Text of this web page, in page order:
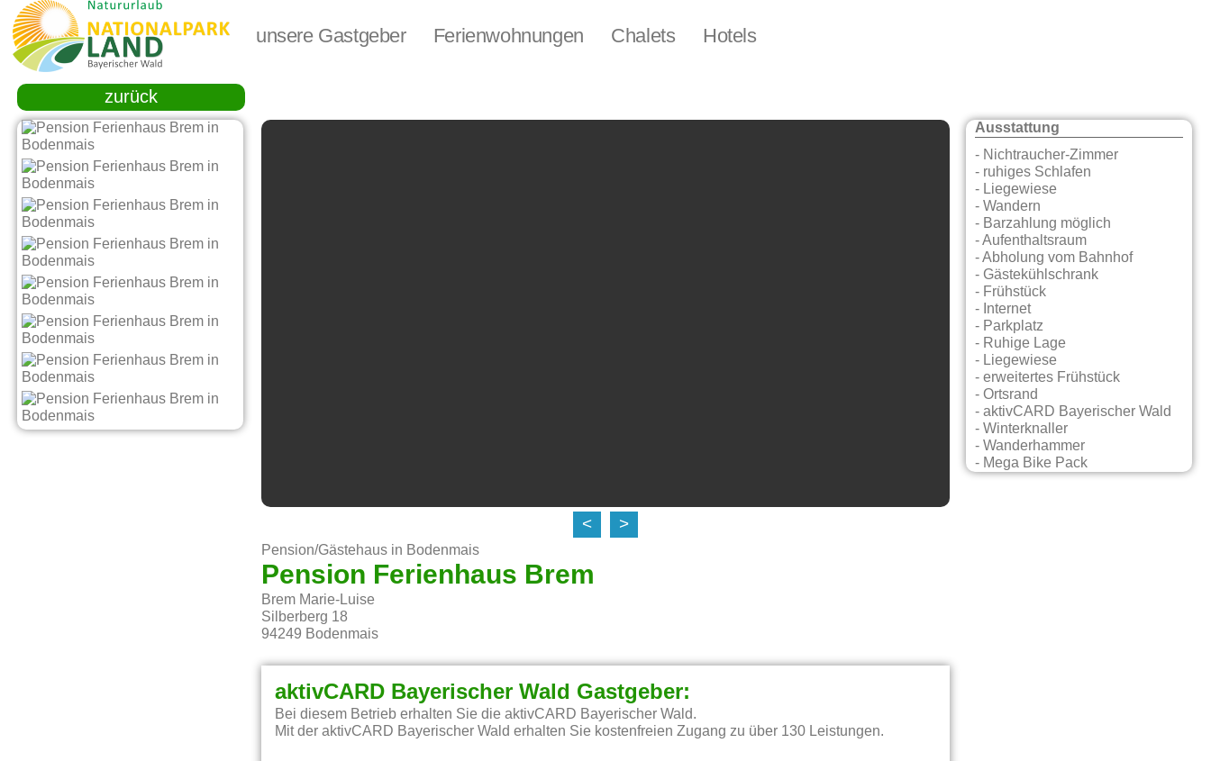
unsere Gastgeber Ferienwohnungen Chalets Hotels
zurück
< >
Pension/Gästehaus in Bodenmais
Pension Ferienhaus Brem
Brem Marie-Luise
Silberberg 18
94249 Bodenmais
aktivCARD Bayerischer Wald Gastgeber:
Bei diesem Betrieb erhalten Sie die aktivCARD Bayerischer Wald.
Mit der aktivCARD Bayerischer Wald erhalten Sie kostenfreien Zugang zu über 130 Leistungen.
Ausstattung
- Nichtraucher-Zimmer
- ruhiges Schlafen
- Liegewiese
- Wandern
- Barzahlung möglich
- Aufenthaltsraum
- Abholung vom Bahnhof
- Gästekühlschrank
- Frühstück
- Internet
- Parkplatz
- Ruhige Lage
- Liegewiese
- erweitertes Frühstück
- Ortsrand
- aktivCARD Bayerischer Wald
- Winterknaller
- Wanderhammer
- Mega Bike Pack